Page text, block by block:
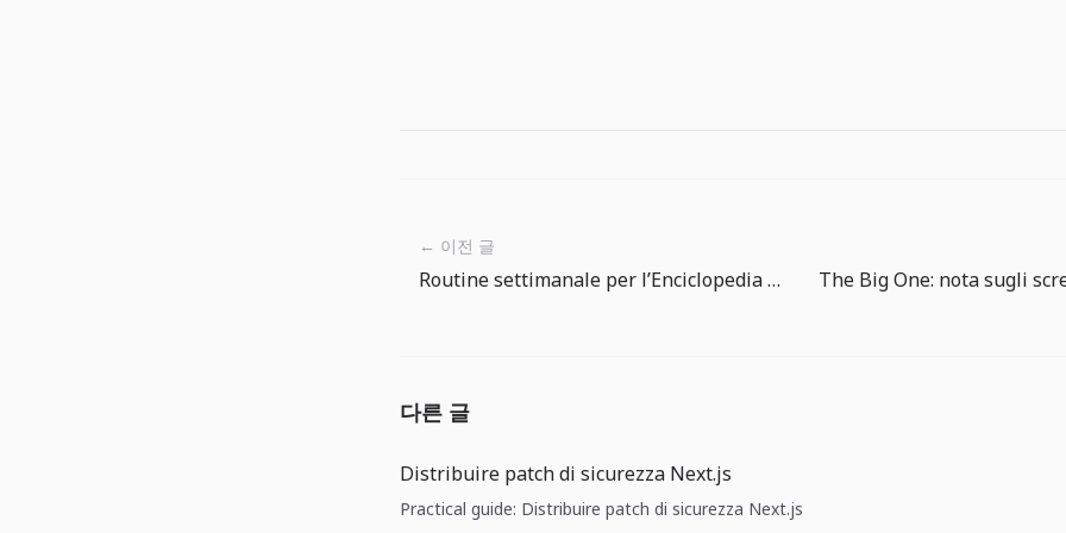
← 이전 글
Routine settimanale per l’Enciclopedia dei Pesci di The Big One
다른 글
Distribuire patch di sicurezza Next.js
Practical guide: Distribuire patch di sicurezza Next.js